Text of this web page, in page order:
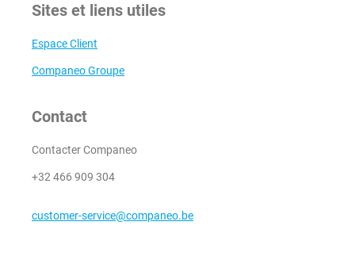
Sites et liens utiles
Espace Client
Companeo Groupe
Contact
Contacter Companeo
+32 466 909 304
customer-service@companeo.be